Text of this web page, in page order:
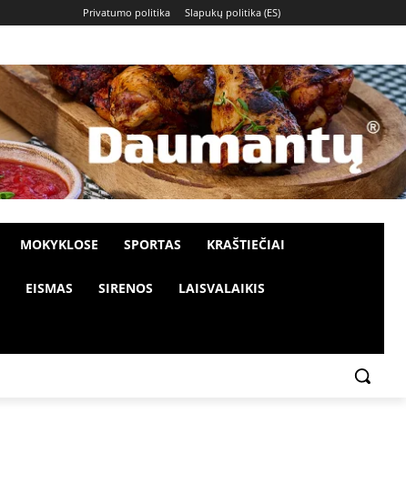
Privatumo politika Slapukų politika (ES)
MOKYKLOSE SPORTAS KRAŠTIEČIAI
EISMAS SIRENOS LAISVALAIKIS